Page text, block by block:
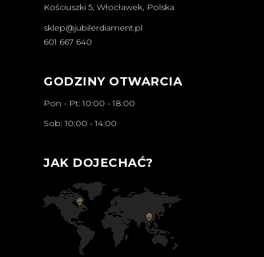
Kościuszki 5, Włocławek, Polska
sklep@jubilerdiament.pl
601 667 640
GODZINY OTWARCIA
Pon - Pt: 10:00 - 18:00
Sob: 10:00 - 14:00
JAK DOJECHAĆ?